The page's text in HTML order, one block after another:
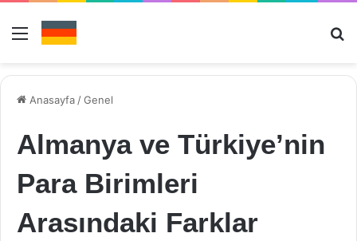
Menü
Anasayfa /Genel
Almanya ve Türkiye’nin
Para Birimleri
Arasındaki Farklar